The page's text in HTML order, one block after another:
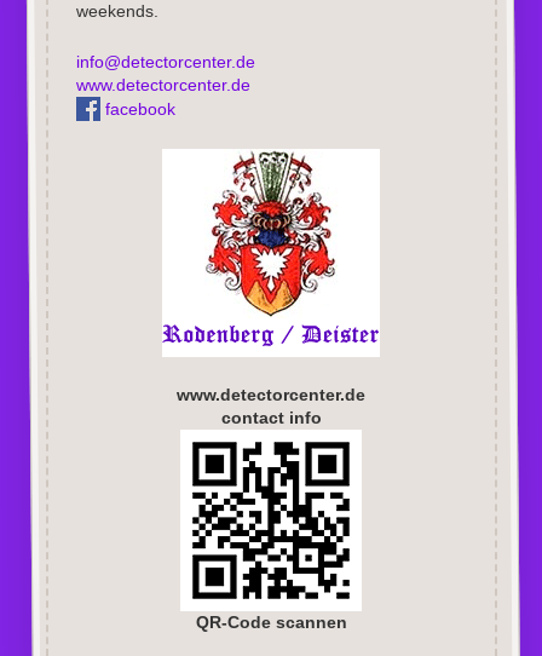
weekends.
info@detectorcenter.de
www.detectorcenter.de
facebook
www.detectorcenter.de
contact info
QR-Code scannen